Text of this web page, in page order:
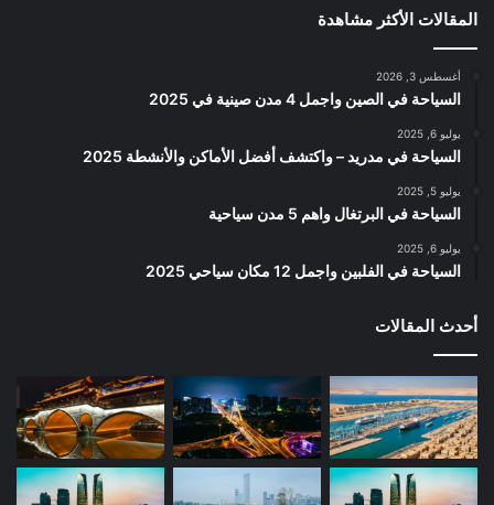
المقالات الأكثر مشاهدة
أغسطس 3, 2026
السياحة في الصين واجمل 4 مدن صينية في 2025
يوليو 6, 2025
السياحة في مدريد – واكتشف أفضل الأماكن والأنشطة 2025
يوليو 5, 2025
السياحة في البرتغال واهم 5 مدن سياحية
يوليو 6, 2025
السياحة في الفلبين واجمل 12 مكان سياحي 2025
أحدث المقالات